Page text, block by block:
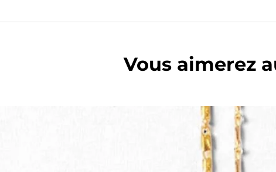
Vous aimerez